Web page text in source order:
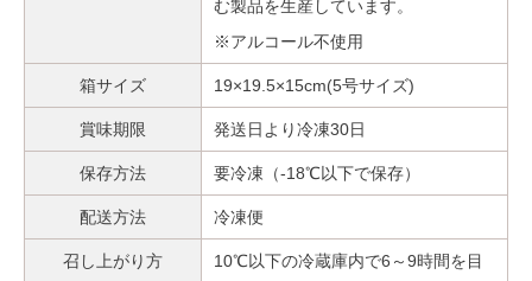
む製品を生産しています。
※アルコール不使用
箱サイズ 19×19.5×15cm(5号サイズ)
賞味期限 発送日より冷凍30日
保存方法 要冷凍（-18℃以下で保存）
配送方法 冷凍便
召し上がり方
10℃以下の冷蔵庫内で6～9時間を目